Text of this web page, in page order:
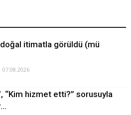
itimatla görüldü (mü
07.08.2026
“Kim hizmet etti?” sorusuyla